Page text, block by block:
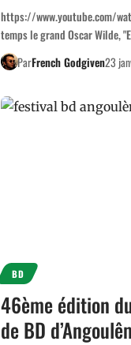
https://www.youtube.com/
temps le grand Oscar Wilde,
ParFrench Godgiven23
BD
46ème édition
de BD